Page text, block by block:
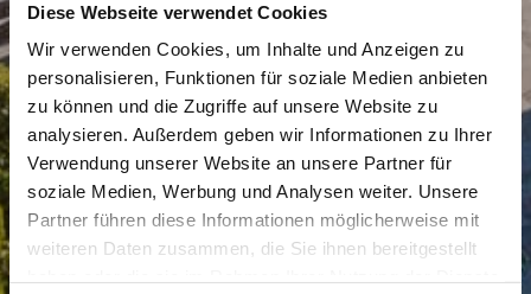
Diese Webseite verwendet Cookies
Wir verwenden Cookies, um Inhalte und Anzeigen zu
personalisieren, Funktionen für soziale Medien anbieten
zu können und die Zugriffe auf unsere Website zu
analysieren. Außerdem geben wir Informationen zu Ihrer
Verwendung unserer Website an unsere Partner für
soziale Medien, Werbung und Analysen weiter. Unsere
Partner führen diese Informationen möglicherweise mit
weiteren Daten zusammen, die Sie ihnen bereitgestellt